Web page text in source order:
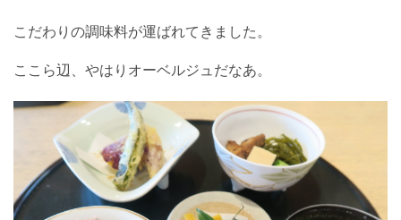
こだわりの調味料が運ばれてきました。
ここら辺、やはりオーベルジュだなあ。